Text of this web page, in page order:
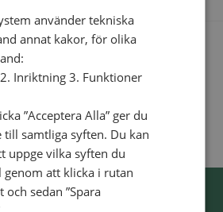
2
använder tekniska
annat kakor, för olika
Inriktning 3. Funktioner
”Acceptera Alla” ger du
till samtliga syften. Du kan
uppge vilka syften du
genom att klicka i rutan
sedan ”Spara